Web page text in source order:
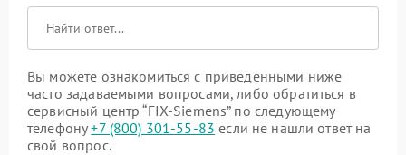
Вы можете ознакомиться с приведенными ниже
часто задаваемыми вопросами, либо обратиться в
сервисный центр “FIX-Siemens” по следующему
телефону+7 (800) 301-55-83 если не нашли ответ на
свой вопрос.